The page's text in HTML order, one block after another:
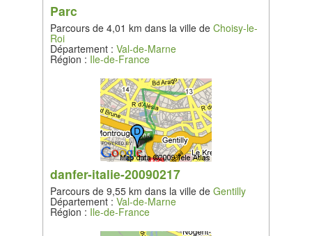
Parc
Parcours de 4,01 km dans la ville deChoisy-le-
Roi
Département :Val-de-Marne
Région : Ile-de-France
danfer-italie-20090217
Parcours de 9,55 km dans la ville deGentilly
Département :Val-de-Marne
Région : Ile-de-France